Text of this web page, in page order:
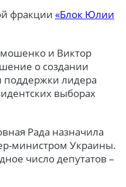
фракции «Блок Юлии
и Виктор
о создании
поддержки лидера
выборах
Рада назначила
министром Украины.
число депутатов –